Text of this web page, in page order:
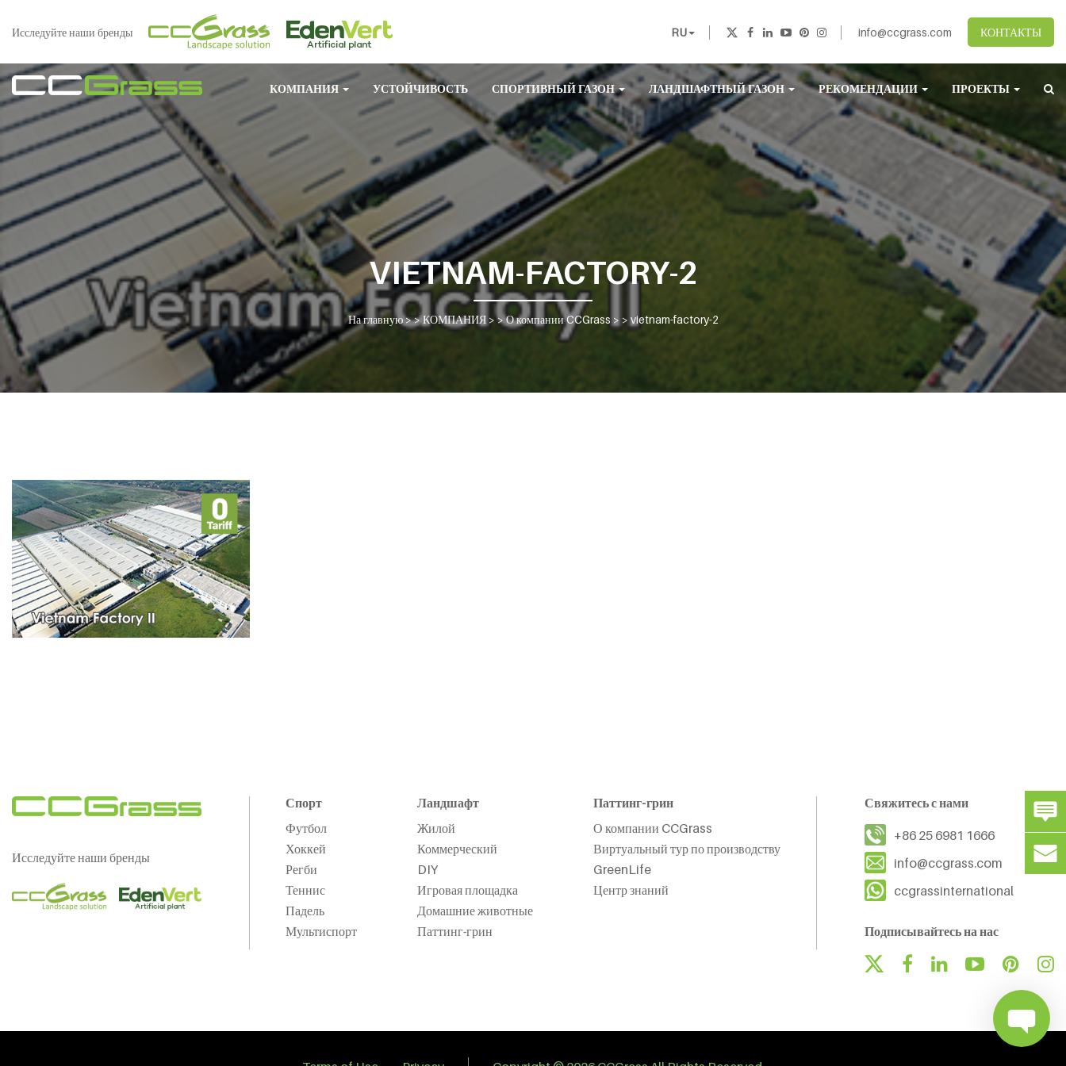
Исследуйте наши бренды RU info@ccgrass.com КОНТАКТЫ
КОМПАНИЯ УСТОЙЧИВОСТЬ СПОРТИВНЫЙ ГАЗОН ЛАНДШАФТНЫЙ ГАЗОН РЕКОМЕНДАЦИИ ПРОЕКТЫ
VIETNAM-FACTORY-2
На главную> >КОМПАНИЯ> >О компании CCGrass > > vietnam-factory-2
Исследуйте наши бренды
Спорт
Футбол
Хоккей
Регби
Теннис
Падель
Мультиспорт
Ландшафт
Жилой
Коммерческий
DIY
Игровая площадка
Домашние животные
Паттинг-грин
Паттинг-грин
О компании CCGrass
Виртуальный тур по производству
GreenLife
Центр знаний
Свяжитесь с нами
+86 25 6981 1666
info@ccgrass.com
ccgrassinternational
Подписывайтесь на нас